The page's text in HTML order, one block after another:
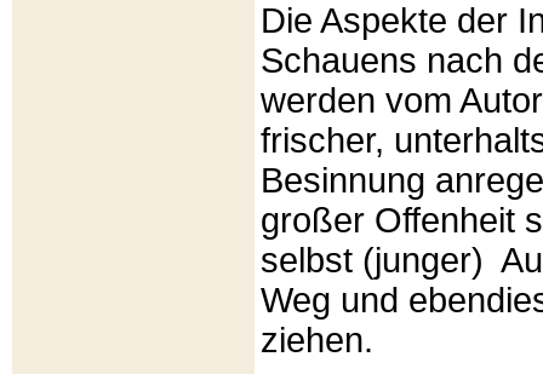
Die Aspekte der
Schauens nach
werden vom
frischer,
Besinnung
großer Offenheit
selbst (junger)
Weg und
ziehen.